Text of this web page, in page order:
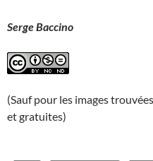
Serge Baccino
(Sauf pour les images
et gratuites)